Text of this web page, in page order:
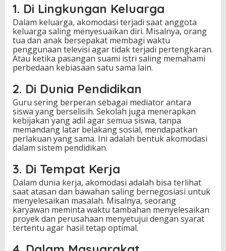
1. Di Lingkungan Keluarga
Dalam keluarga, akomodasi terjadi saat anggota
keluarga saling menyesuaikan diri. Misalnya, orang
tua dan anak bersepakat membagi waktu
penggunaan televisi agar tidak terjadi pertengkaran.
Atau ketika pasangan suami istri saling memahami
perbedaan kebiasaan satu sama lain.
2. Di Dunia Pendidikan
Guru sering berperan sebagai mediator antara
siswa yang berselisih. Sekolah juga menerapkan
kebijakan yang adil agar semua siswa, tanpa
memandang latar belakang sosial, mendapatkan
perlakuan yang sama. Ini adalah bentuk akomodasi
dalam sistem pendidikan.
3. Di Tempat Kerja
Dalam dunia kerja, akomodasi adalah bisa terlihat
saat atasan dan bawahan saling bernegosiasi untuk
menyelesaikan masalah. Misalnya, seorang
karyawan meminta waktu tambahan menyelesaikan
proyek dan perusahaan menyetujui dengan syarat
tertentu agar hasil tetap optimal.